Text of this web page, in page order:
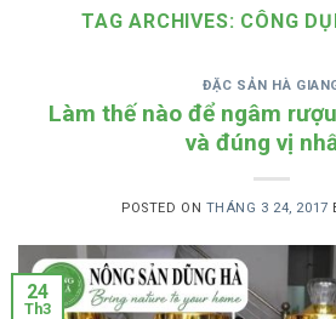
TAG ARCHIVES: CÔNG
ĐẶC SẢN HÀ
Làm thế nào để ngâm
và đúng vị
POSTED ON THÁNG 3 24, 2017
24
Th3